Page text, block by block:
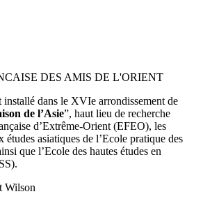
DES AMIS DE L'ORIENT
dans le XVIe arrondissement de
de l’Asie”, haut lieu de recherche
d’Extrême-Orient (EFEO), les
études asiatiques de l’Ecole pratique des
que l’Ecole des hautes études en
Wilson